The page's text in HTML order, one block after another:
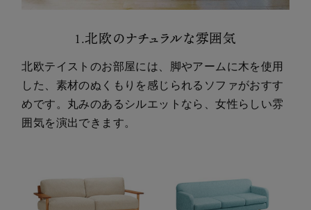
1.北欧のナチュラルな雰囲気
北欧テイストのお部屋には、脚やアームに木を使用
した、素材のぬくもりを感じられるソファがおすす
めです。丸みのあるシルエットなら、女性らしい雰
囲気を演出できます。